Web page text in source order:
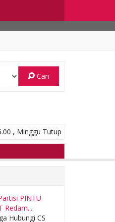
Cari
, Minggu Tutup
PINTU
Redam....
Hubungi CS